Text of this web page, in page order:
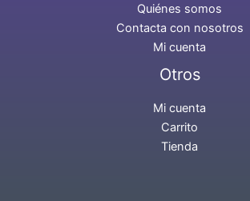
Quiénes somos
Contacta con nosotros
Mi cuenta
Otros
Mi cuenta
Carrito
Tienda